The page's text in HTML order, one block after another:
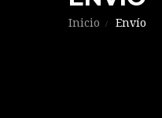
Inicio Envío